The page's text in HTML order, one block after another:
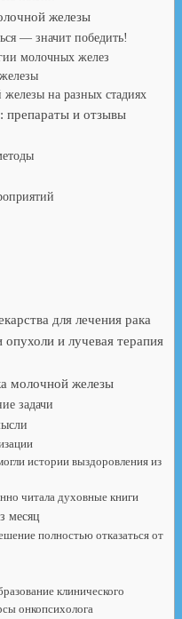
железы
— значит победить!
молочных желез
на разных стадиях
препараты и отзывы
для лечения рака
и лучевая терапия
молочной железы
задачи
истории выздоровления из
читала духовные книги
месяц
полностью отказаться от
клинического
онкопсихолога